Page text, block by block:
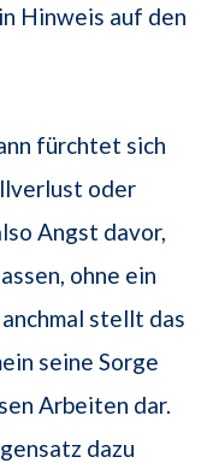
Hinweis auf den
fürchtet sich
oder
Angst davor,
ohne ein
stellt das
seine Sorge
Arbeiten dar.
dazu